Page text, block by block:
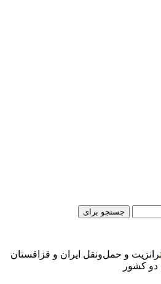
جستجو برای
و حمل‌ونقل ایران و قزاقستان
دو کشور